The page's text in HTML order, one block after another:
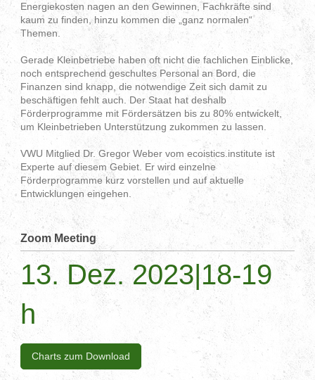
Energiekosten nagen an den Gewinnen, Fachkräfte sind
kaum zu finden, hinzu kommen die „ganz normalen“
Themen.
Gerade Kleinbetriebe haben oft nicht die fachlichen Einblicke,
noch entsprechend geschultes Personal an Bord, die
Finanzen sind knapp, die notwendige Zeit sich damit zu
beschäftigen fehlt auch. Der Staat hat deshalb
Förderprogramme mit Fördersätzen bis zu 80% entwickelt,
um Kleinbetrieben Unterstützung zukommen zu lassen.
VWU Mitglied Dr. Gregor Weber vom ecoistics.institute ist
Experte auf diesem Gebiet. Er wird einzelne
Förderprogramme kurz vorstellen und auf aktuelle
Entwicklungen eingehen.
Zoom Meeting
13. Dez. 2023|18-19
h
Charts zum Download